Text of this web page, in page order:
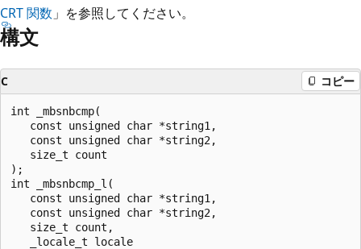
CRT 関数 」を参照してください。
構文
C コピー
int _mbsnbcmp(
   const unsigned char *string1,
   const unsigned char *string2,
   size_t count
);
int _mbsnbcmp_l(
   const unsigned char *string1,
   const unsigned char *string2,
   size_t count,
   _locale_t locale